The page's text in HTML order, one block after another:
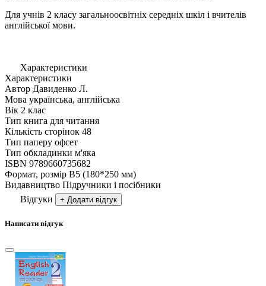
Для учнів 2 класу загальноосвітніх середніх шкіл і вчителів
англійської мови.
Характеристики
Характеристики
Автор Давиденко Л.
Мова українська, англійська
Вік 2 клас
Тип книга для читання
Кількість сторінок 48
Тип паперу офсет
Тип обкладинки м'яка
ISBN 9789660735682
Формат, розмір В5 (180*250 мм)
Видавництво Підручники і посібники
Відгуки
+ Додати відгук
Написати відгук